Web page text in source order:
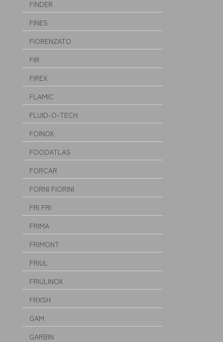
FINDER
FINES
FIORENZATO
FIR
FIREX
FLAMIC
FLUID-O-TECH
FOINOX
FOODATLAS
FORCAR
FORNI FIORINI
FRI FRI
FRIMA
FRIMONT
FRIUL
FRIULINOX
FRXSH
GAM
GARBIN